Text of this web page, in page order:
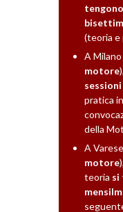
(teoria e
A Milano
motore
pratica
della
A
motore
teoria si